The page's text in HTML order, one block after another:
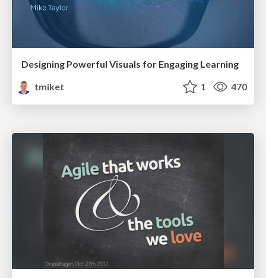
Designing Powerful Visuals for Engaging Learning
tmiket
1 470